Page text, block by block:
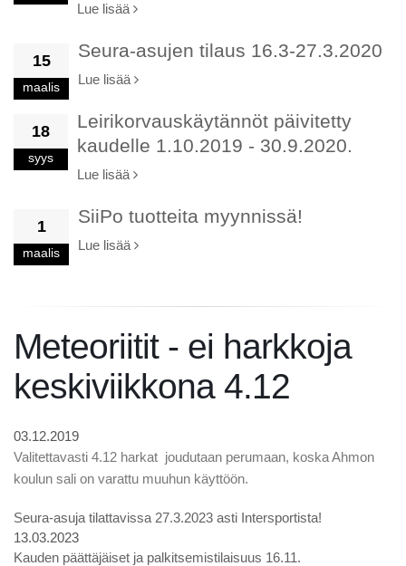
Lue lisää
15
maalis
Seura-asujen tilaus 16.3-27.3.2020
Lue lisää
18
syys
Leirikorvauskäytännöt päivitetty
kaudelle 1.10.2019 - 30.9.2020.
Lue lisää
1
maalis
SiiPo tuotteita myynnissä!
Lue lisää
Meteoriitit - ei harkkoja
keskiviikkona 4.12
03.12.2019
Valitettavasti 4.12 harkat joudutaan perumaan, koska Ahmon
koulun sali on varattu muuhun käyttöön.
Seura-asuja tilattavissa 27.3.2023 asti Intersportista!
13.03.2023
Kauden päättäjäiset ja palkitsemistilaisuus 16.11.